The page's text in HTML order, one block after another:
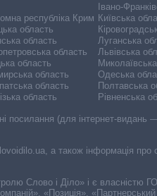
республіка Крим
область
область
область
область
область
область
область
Івано-
Київська
Луганська
Львівська
Одеська
Полтавська
Рівненська
посилання (для інтернет-
а також інформація
Слово і Діло» і є власністю
«Позиція»,